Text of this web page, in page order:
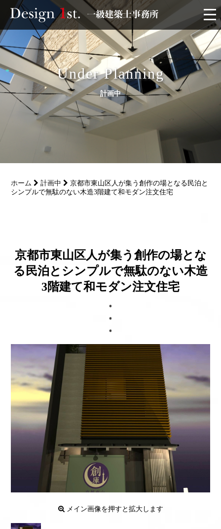
モニター
施工実績・施工事例
リフォーム
サービス
Under Planning
計画中
ホーム 計画中
京都市東山区人が集う創作の場となる民泊と
シンプルで無駄のない木造3階建て和モダン注文住宅
京都市東山区人が集う創作の場とな
る民泊とシンプルで無駄のない木造
3階建て和モダン注文住宅
メイン画像を押すと拡大します